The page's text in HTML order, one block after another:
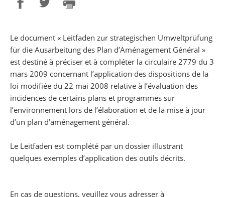
Le document « Leitfaden zur strategischen Umweltprüfung
für die Ausarbeitung des Plan d’Aménagement Général »
est destiné à préciser et à compléter la circulaire 2779 du 3
mars 2009 concernant l’application des dispositions de la
loi modifiée du 22 mai 2008 relative à l’évaluation des
incidences de certains plans et programmes sur
l’environnement lors de l’élaboration et de la mise à jour
d’un plan d’aménagement général.
Le Leitfaden est complété par un dossier illustrant
quelques exemples d’application des outils décrits.
En cas de questions, veuillez vous adresser à